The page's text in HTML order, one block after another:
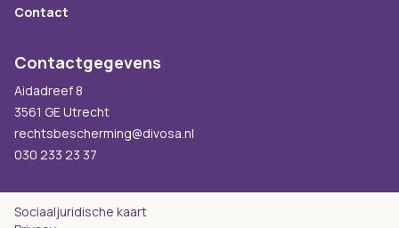
Contact
Contactgegevens
Aidadreef 8
3561 GE Utrecht
rechtsbescherming@divosa.nl
030 233 23 37
Sociaaljuridische kaart